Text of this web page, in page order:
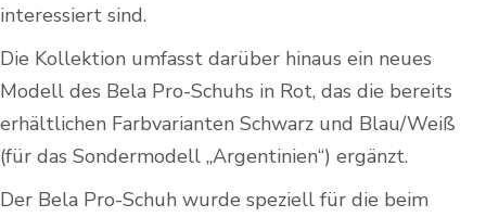
interessiert sind.
Die Kollektion umfasst darüber hinaus ein neues
Modell des Bela Pro-Schuhs in Rot, das die bereits
erhältlichen Farbvarianten Schwarz und Blau/Weiß
(für das Sondermodell „Argentinien“) ergänzt.
Der Bela Pro-Schuh wurde speziell für die beim